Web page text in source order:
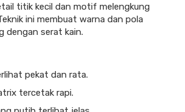
titik kecil dan motif melengkung
ini membuat warna dan pola
dengan serat kain.
pekat dan rata.
tercetak rapi.